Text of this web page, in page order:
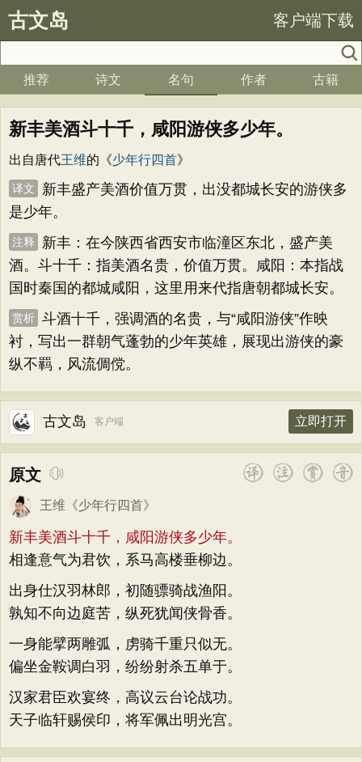
古文岛 客户端下载
推荐 诗文 名句 作者 古籍
新丰美酒斗十千，咸阳游侠多少年。
出自唐代王维的《少年行四首》
译文
新丰盛产美酒价值万贯，出没都城长安的游侠多
是少年。
注释
新丰：在今陕西省西安市临潼区东北，盛产美
酒。斗十千：指美酒名贵，价值万贯。咸阳：本指战
国时秦国的都城咸阳，这里用来代指唐朝都城长安。
赏析 斗酒十千，强调酒的名贵，与“咸阳游侠”作映
衬，写出一群朝气蓬勃的少年英雄，展现出游侠的豪
纵不羁，风流倜傥。
古文岛 客户端 立即打开
原文
王维 《少年行四首》
新丰美酒斗十千，咸阳游侠多少年。
相逢意气为君饮，系马高楼垂柳边。
出身仕汉羽林郎，初随骠骑战渔阳。
孰知不向边庭苦，纵死犹闻侠骨香。
一身能擘两雕弧，虏骑千重只似无。
偏坐金鞍调白羽，纷纷射杀五单于。
汉家君臣欢宴终，高议云台论战功。
天子临轩赐侯印，将军佩出明光宫。